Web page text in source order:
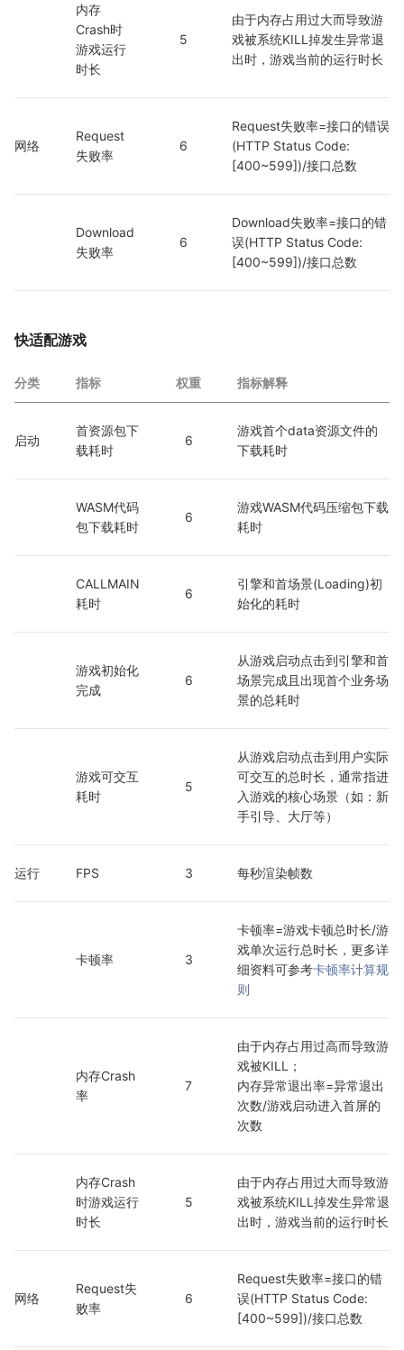
内存
Crash时
游戏运行
时长
5
由于内存占用过大而导致游
戏被系统KILL掉发生异常退
出时，游戏当前的运行时长
网络
Request
失败率
6
Request失败率=接口的错误
(HTTP Status Code:
[400~599])/接口总数
Download
失败率
6
Download失败率=接口的错
误(HTTP Status Code:
[400~599])/接口总数
快适配游戏
分类 指标 权重 指标解释
启动
首资源包下
载耗时
6
游戏首个data资源文件的
下载耗时
WASM代码
包下载耗时
6
游戏WASM代码压缩包下载
耗时
CALLMAIN
耗时
6
引擎和首场景(Loading)初
始化的耗时
游戏初始化
完成
6
从游戏启动点击到引擎和首
场景完成且出现首个业务场
景的总耗时
游戏可交互
耗时
5
从游戏启动点击到用户实际
可交互的总时长，通常指进
入游戏的核心场景（如：新
手引导、大厅等）
运行 FPS 3 每秒渲染帧数
卡顿率 3
卡顿率=游戏卡顿总时长/游
戏单次运行总时长，更多详
细资料可参考卡顿率计算规
则
内存Crash
率
7
由于内存占用过高而导致游
戏被KILL；
内存异常退出率=异常退出
次数/游戏启动进入首屏的
次数
内存Crash
时游戏运行
时长
5
由于内存占用过大而导致游
戏被系统KILL掉发生异常退
出时，游戏当前的运行时长
网络
Request失
败率
6
Request失败率=接口的错
误(HTTP Status Code:
[400~599])/接口总数